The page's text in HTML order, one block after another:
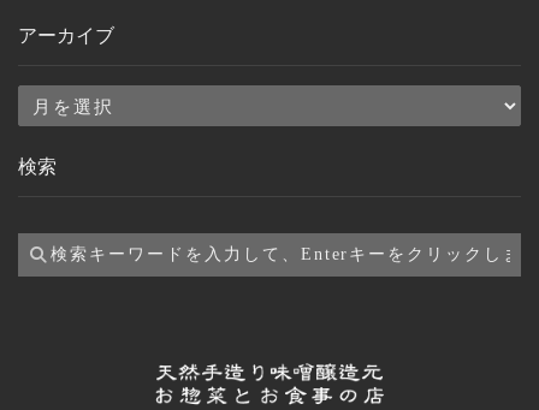
アーカイブ
ア
カ
ブ
検索